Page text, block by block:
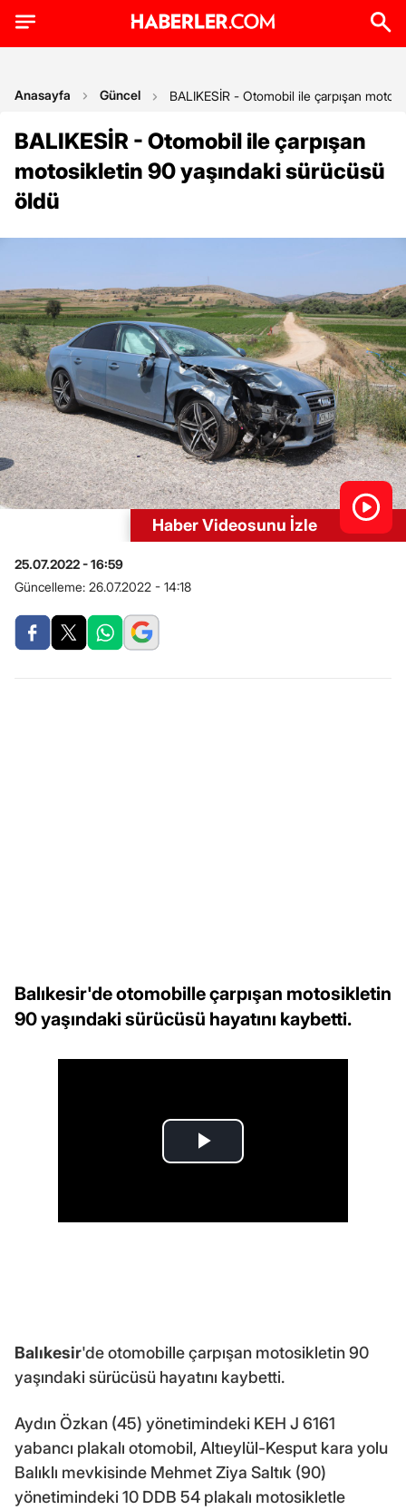
Anasayfa Güncel BALIKESİR - Otomobil ile çarpışan
BALIKESİR - Otomobil ile çarpışan
motosikletin 90 yaşındaki sürücüsü
öldü
Haber Videosunu İzle
25.07.2022 - 16:59
Güncelleme: 26.07.2022 - 14:18
Balıkesir'de otomobille çarpışan motosikletin
90 yaşındaki sürücüsü hayatını kaybetti.
Balıkesir'de otomobille çarpışan motosikletin 90
yaşındaki sürücüsü hayatını kaybetti.
Aydın Özkan (45) yönetimindeki KEH J 6161
yabancı plakalı otomobil, Altıeylül-Kesput kara yolu
Balıklı mevkisinde Mehmet Ziya Saltık (90)
yönetimindeki 10 DDB 54 plakalı motosikletle